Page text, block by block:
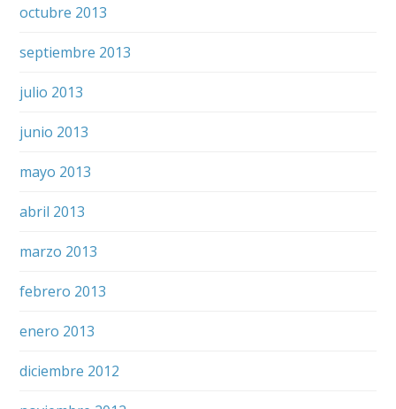
octubre 2013
septiembre 2013
julio 2013
junio 2013
mayo 2013
abril 2013
marzo 2013
febrero 2013
enero 2013
diciembre 2012